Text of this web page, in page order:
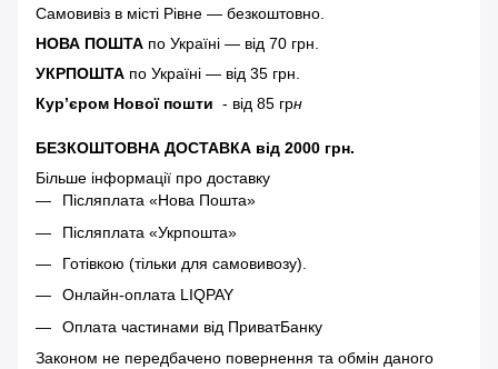
Самовивіз в місті Рівне — безкоштовно.
НОВА ПОШТА по Україні — від 70 грн.
УКРПОШТА по Україні — від 35 грн.
Кур’єром Нової пошти - від 85 грн
БЕЗКОШТОВНА ДОСТАВКА від 2000 грн.
Більше інформації про доставку
Післяплата «Нова Пошта»
Післяплата «Укрпошта»
Готівкою (тільки для самовивозу).
Онлайн-оплата LIQPAY
Оплата частинами від ПриватБанку
Законом не передбачено повернення та обмін даного